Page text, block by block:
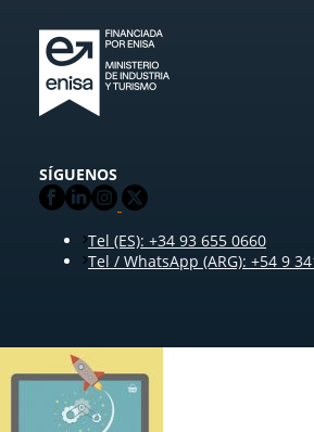
SÍGUENOS
Tel (ES): +34 93 655 0660
Tel / WhatsApp (ARG): +54 9